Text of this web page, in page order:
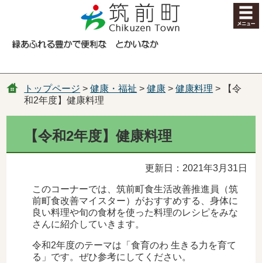
コンテンツにジャンプ
トップページ >健康・福祉 >健康 >健康料理 > 【令
和2年度】健康料理
【令和2年度】健康料理
更新日：2021年3月31日
このコーナーでは、筑前町食生活改善推進員（筑
前町食改善マイスター）がおすすめする、身体に
良い料理や旬の食材を使った料理のレシピをみな
さんに紹介していきます。
令和2年度のテーマは「食育のわ 生きる力を育て
る」です。ぜひ参考にしてください。